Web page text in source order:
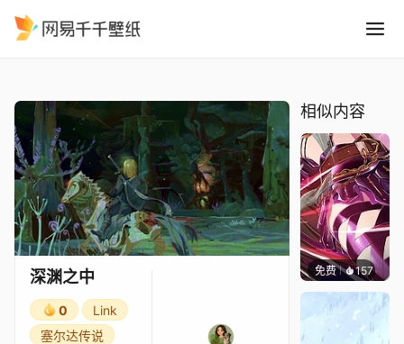
深渊之中
0
Link
塞尔达传说
相似内容
免费 157Nesu